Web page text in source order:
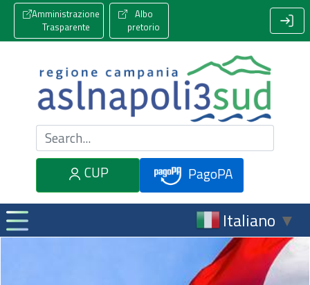
Amministrazione
Trasparente
Albo
pretorio
Cerca nel sito
CUP
PagoPA
Italiano ▼